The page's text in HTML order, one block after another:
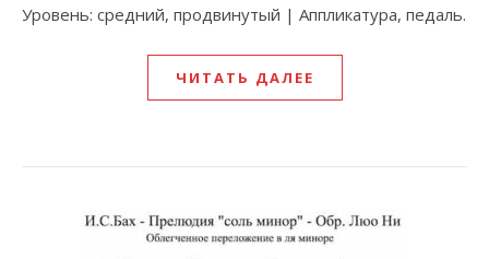
Уровень: средний, продвинутый | Аппликатура, педаль.
ЧИТАТЬ ДАЛЕЕ